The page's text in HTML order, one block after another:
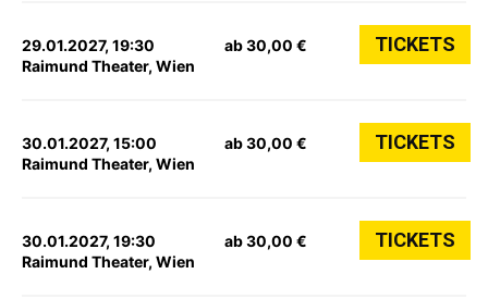
29.01.2027, 19:30
Raimund Theater, Wien
ab 30,00 € TICKETS
30.01.2027, 15:00
Raimund Theater, Wien
ab 30,00 € TICKETS
30.01.2027, 19:30
Raimund Theater, Wien
ab 30,00 € TICKETS